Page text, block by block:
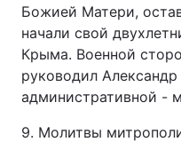
Божией Матери,
начали свой
Крыма. Военной
руководил
административной -
9. Молитвы